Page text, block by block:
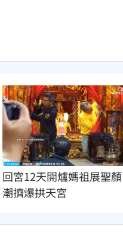
回宮12天開爐媽祖展聖
潮擠爆拱天宮